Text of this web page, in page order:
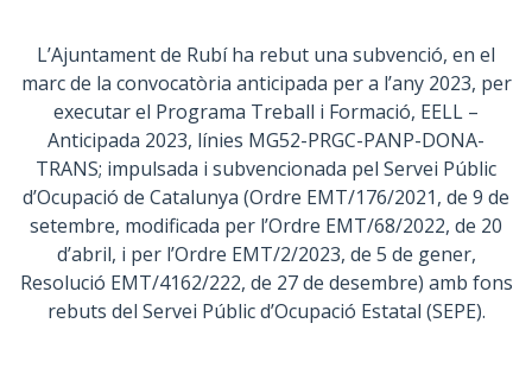
L’Ajuntament de Rubí ha rebut una subvenció, en el
marc de la convocatòria anticipada per a l’any 2023, per
executar el Programa Treball i Formació, EELL –
Anticipada 2023, línies MG52-PRGC-PANP-DONA-
TRANS; impulsada i subvencionada pel Servei Públic
d’Ocupació de Catalunya (Ordre EMT/176/2021, de 9 de
setembre, modificada per l’Ordre EMT/68/2022, de 20
d’abril, i per l’Ordre EMT/2/2023, de 5 de gener,
Resolució EMT/4162/222, de 27 de desembre) amb fons
rebuts del Servei Públic d’Ocupació Estatal (SEPE).